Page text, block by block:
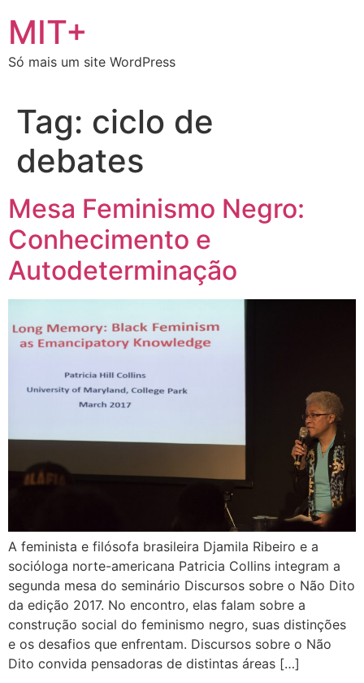
para
conteúdo
MIT+
Só mais um site WordPress
Tag: ciclo de
debates
Mesa Feminismo Negro:
Conhecimento e
Autodeterminação
A feminista e filósofa brasileira Djamila Ribeiro e a
socióloga norte-americana Patricia Collins integram a
segunda mesa do seminário Discursos sobre o Não Dito
da edição 2017. No encontro, elas falam sobre a
construção social do feminismo negro, suas distinções
e os desafios que enfrentam. Discursos sobre o Não
Dito convida pensadoras de distintas áreas […]